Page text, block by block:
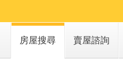
房屋搜尋 賣屋諮詢